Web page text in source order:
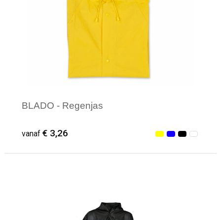
BLADO - Regenjas
vanaf € 3,26